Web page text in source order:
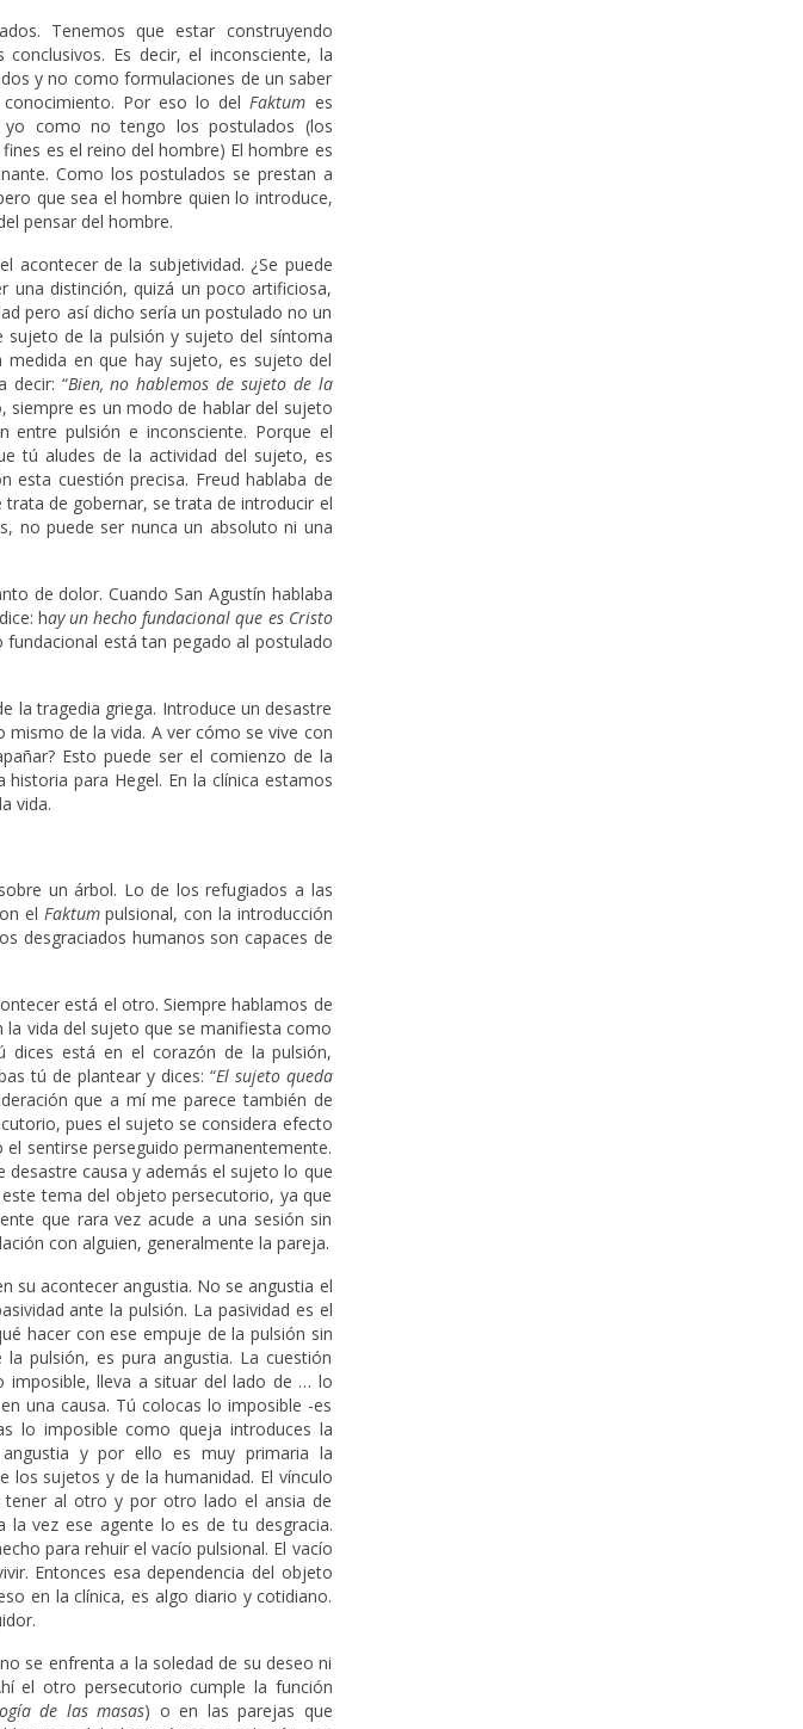
Tenemos que estar construyendo
Es decir, el inconsciente, la
y no como formulaciones de un saber
Por eso lo delFaktum es
yo como no tengo los postulados (los
es el reino del hombre) El hombre es
Como los postulados se prestan a
que sea el hombre quien lo introduce,
pensar del hombre.
acontecer de la subjetividad. ¿Se puede
una distinción, quizá un poco artificiosa,
pero así dicho sería un postulado no un
sujeto de la pulsión y sujeto del síntoma
en que hay sujeto, es sujeto del
decir: “Bien, no hablemos de sujeto de la
siempre es un modo de hablar del sujeto
entre pulsión e inconsciente. Porque el
tú aludes de la actividad del sujeto, es
esta cuestión precisa. Freud hablaba de
trata de gobernar, se trata de introducir el
no puede ser nunca un absoluto ni una
de dolor. Cuando San Agustín hablaba
hay un hecho fundacional que es Cristo
está tan pegado al postulado
la tragedia griega. Introduce un desastre
de la vida. A ver cómo se vive con
Esto puede ser el comienzo de la
para Hegel. En la clínica estamos
vida.
un árbol. Lo de los refugiados a las
el Faktumpulsional, con la introducción
desgraciados humanos son capaces de
está el otro. Siempre hablamos de
vida del sujeto que se manifiesta como
dices está en el corazón de la pulsión,
tú de plantear y dices: “El sujeto queda
que a mí me parece también de
pues el sujeto se considera efecto
sentirse perseguido permanentemente.
desastre causa y además el sujeto lo que
tema del objeto persecutorio, ya que
que rara vez acude a una sesión sin
con alguien, generalmente la pareja.
su acontecer angustia. No se angustia el
ante la pulsión. La pasividad es el
hacer con ese empuje de la pulsión sin
pulsión, es pura angustia. La cuestión
imposible, lleva a situar del lado de … lo
una causa. Tú colocas lo imposible -es
lo imposible como queja introduces la
y por ello es muy primaria la
los sujetos y de la humanidad. El vínculo
tener al otro y por otro lado el ansia de
la vez ese agente lo es de tu desgracia.
para rehuir el vacío pulsional. El vacío
Entonces esa dependencia del objeto
en la clínica, es algo diario y cotidiano.
se enfrenta a la soledad de su deseo ni
el otro persecutorio cumple la función
de las masas) o en las parejas que